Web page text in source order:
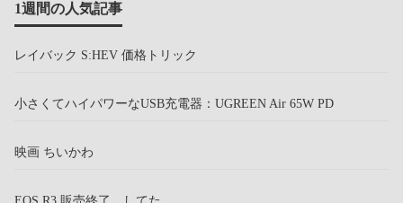
1週間の人気記事
レイバック S:HEV 価格トリック
小さくてハイパワーなUSB充電器：UGREEN Air 65W PD
映画 ちいかわ